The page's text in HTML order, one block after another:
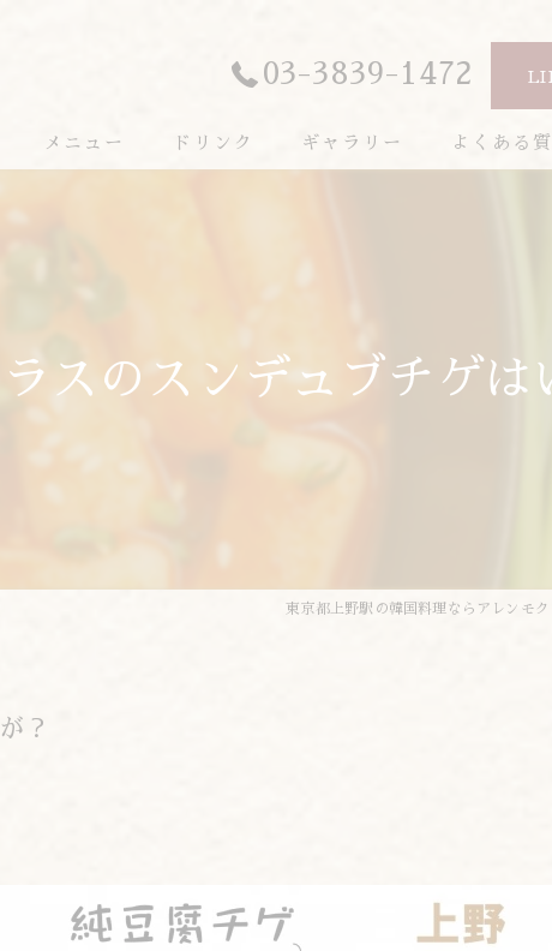
03-3839-1472
メニュー ドリンク ギャラリー よくある
ラスのスンデュブチゲは
東京都上野駅の韓国料理ならアレンモク
？